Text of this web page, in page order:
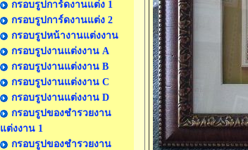
กรอบรูปการ์ดงานแต่ง 1
กรอบรูปการ์ดงานแต่ง 2
กรอบรูปหน้างานแต่งงาน
กรอบรูปงานแต่งงาน A
กรอบรูปงานแต่งงาน B
กรอบรูปงานแต่งงาน C
กรอบรูปงานแต่งงาน D
กรอบรูปของชำรวยงาน
แต่งงาน 1
กรอบรูปของชำรวยงาน